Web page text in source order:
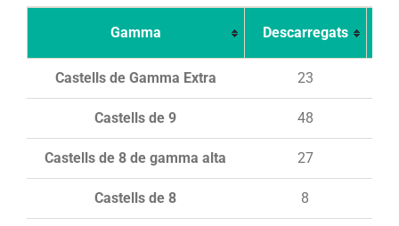
Gamma Descarregats
Castells de Gamma Extra 23
Castells de 9 48
Castells de 8 de gamma alta 27
Castells de 8 8